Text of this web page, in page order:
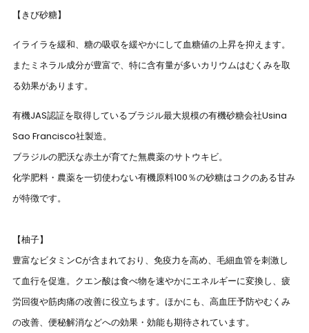
【きび砂糖】
イライラを緩和、糖の吸収を緩やかにして血糖値の上昇を抑えます。
またミネラル成分が豊富で、特に含有量が多いカリウムはむくみを取
る効果があります。
有機JAS認証を取得しているブラジル最大規模の有機砂糖会社Usina
Sao Francisco社製造。
ブラジルの肥沃な赤土が育てた無農薬のサトウキビ。
化学肥料・農薬を一切使わない有機原料100％の砂糖はコクのある甘み
が特徴です。
【柚子】
豊富なビタミンCが含まれており、免疫力を高め、毛細血管を刺激し
て血行を促進。クエン酸は食べ物を速やかにエネルギーに変換し、疲
労回復や筋肉痛の改善に役立ちます。ほかにも、高血圧予防やむくみ
の改善、便秘解消などへの効果・効能も期待されています。